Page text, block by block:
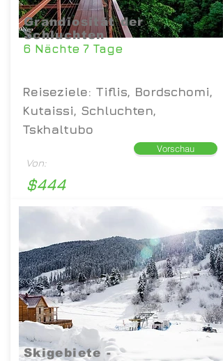
Grandiosität der
Schluchten
6 Nächte 7 Tage
Reiseziele: Tiflis, Bordschomi,
Kutaissi, Schluchten,
Tskhaltubo
Von:
Vorschau
$444
Skigebiete -